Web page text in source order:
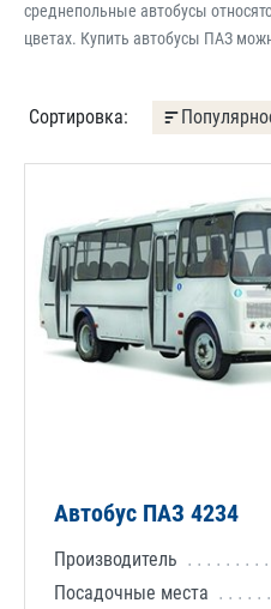
среднепольные автобусы
цветах. Купить автобусы ПАЗ
Сортировка:
Автобус ПАЗ 4234
Производитель
Посадочные места